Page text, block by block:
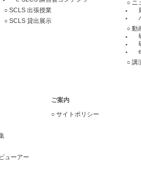
SCLS 出張授業
SCLS 貸出展示
ニ
動
講
ューアー
ご案内
サイトポリシー